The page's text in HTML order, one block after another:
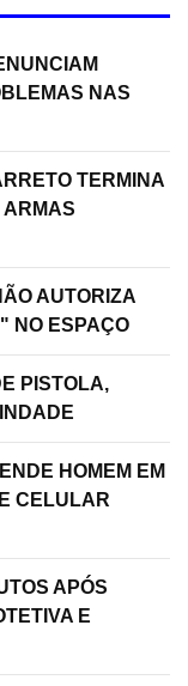
NAS
TERMINA
ARMAS
AUTORIZA
NO ESPAÇO
PISTOLA,
HOMEM EM
CELULAR
APÓS
E